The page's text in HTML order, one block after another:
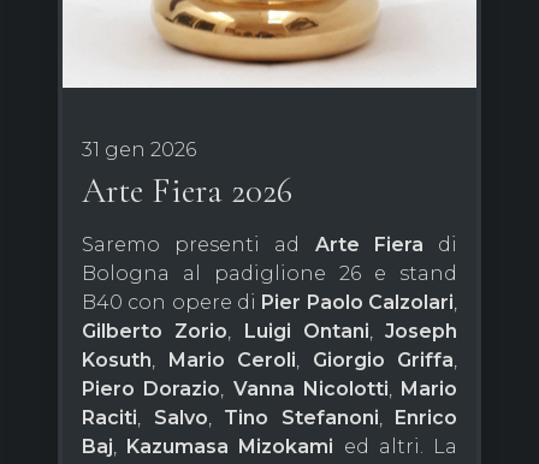
31 gen 2026
Arte Fiera 2026
Saremo presenti ad Arte Fiera di
Bologna al padiglione 26 e stand
B40 con opere di Pier Paolo Calzolari,
Gilberto Zorio, Luigi Ontani, Joseph
Kosuth, Mario Ceroli, Giorgio Griffa,
Piero Dorazio, Vanna Nicolotti, Mario
Raciti, Salvo, Tino Stefanoni, Enrico
Baj, Kazumasa Mizokami ed altri. La